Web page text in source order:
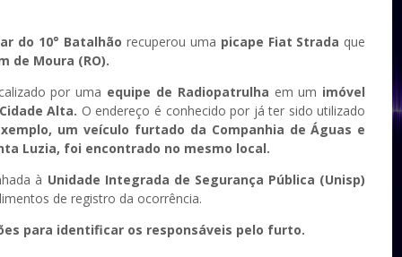
do 10° Batalhão recuperou uma picape Fiat Strada que
de Moura (RO).
por uma equipe de Radiopatrulha em um imóvel
Alta. O endereço é conhecido por já ter sido utilizado
um veículo furtado da Companhia de Águas e
Luzia, foi encontrado no mesmo local.
à Unidade Integrada de Segurança Pública (Unisp)
de registro da ocorrência.
para identificar os responsáveis pelo furto.